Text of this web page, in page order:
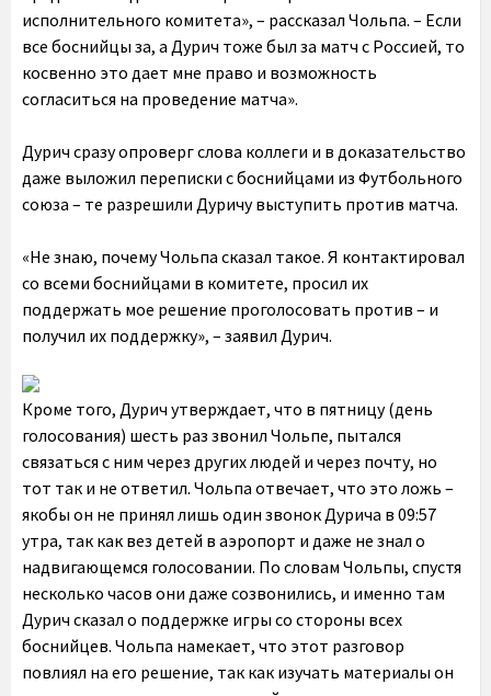
исполнительного комитета», – рассказал Чольпа. – Если
все боснийцы за, а Дурич тоже был за матч с Россией, то
косвенно это дает мне право и возможность
согласиться на проведение матча».
Дурич сразу опроверг слова коллеги и в доказательство
даже выложил переписки с боснийцами из Футбольного
союза – те разрешили Дуричу выступить против матча.
«Не знаю, почему Чольпа сказал такое. Я контактировал
со всеми боснийцами в комитете, просил их
поддержать мое решение проголосовать против – и
получил их поддержку», – заявил Дурич.
Кроме того, Дурич утверждает, что в пятницу (день
голосования) шесть раз звонил Чольпе, пытался
связаться с ним через других людей и через почту, но
тот так и не ответил. Чольпа отвечает, что это ложь –
якобы он не принял лишь один звонок Дурича в 09:57
утра, так как вез детей в аэропорт и даже не знал о
надвигающемся голосовании. По словам Чольпы, спустя
несколько часов они даже созвонились, и именно там
Дурич сказал о поддержке игры со стороны всех
боснийцев. Чольпа намекает, что этот разговор
повлиял на его решение, так как изучать материалы он